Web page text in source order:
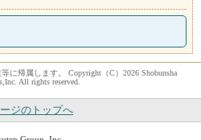
に帰属します。 Copyright（C）2026 Shobunsha
All rights reserved.
ジのトップへ